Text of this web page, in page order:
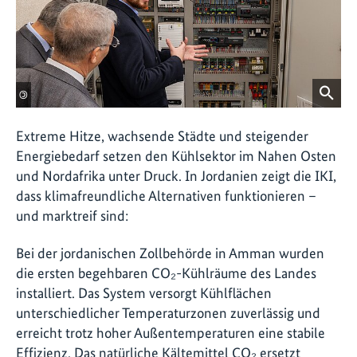
©
Extreme Hitze, wachsende Städte und steigender
Energiebedarf setzen den Kühlsektor im Nahen Osten
und Nordafrika unter Druck. In Jordanien zeigt die IKI,
dass klimafreundliche Alternativen funktionieren –
und marktreif sind:
Bei der jordanischen Zollbehörde in Amman wurden
die ersten begehbaren CO₂-Kühlräume des Landes
installiert. Das System versorgt Kühlflächen
unterschiedlicher Temperaturzonen zuverlässig und
erreicht trotz hoher Außentemperaturen eine stabile
Effizienz. Das natürliche Kältemittel CO₂ ersetzt